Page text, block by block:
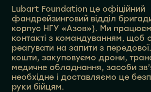
Lubart Foundation це офіційний
фандрейзинговий відділ
корпус НГУ «Азов»). Ми
контакті з командуванням, щоб
реагувати на запити з
кошти, закуповуємо дрони,
медичне обладнання, засоби
необхідне і доставляємо це
руки бійцям.